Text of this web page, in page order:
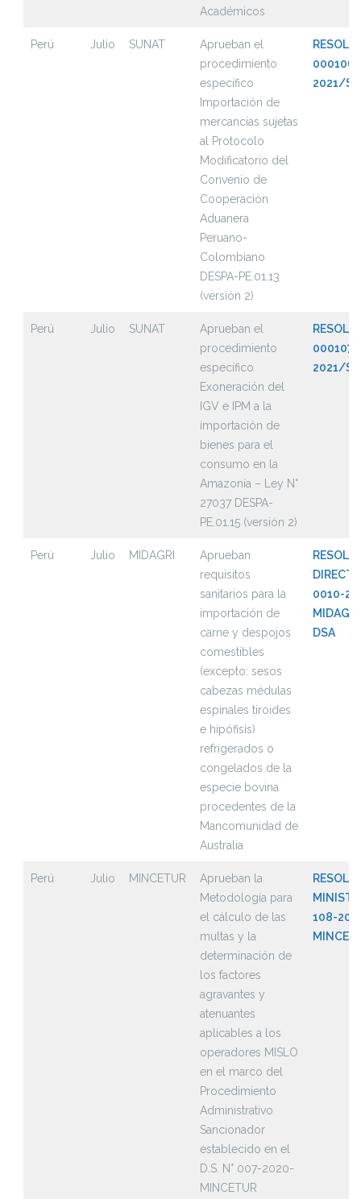
Académicos
Perú Julio SUNAT
Aprueban el
procedimiento
específico
Importación de
mercancías sujetas
al Protocolo
Modificatorio del
Convenio de
Cooperación
Aduanera
Peruano-
Colombiano
DESPA-PE.01.13
(versión 2)
000106-
2021/
Perú Julio SUNAT
Aprueban el
procedimiento
específico
Exoneración del
IGV e IPM a la
importación de
bienes para el
consumo en la
Amazonía – Ley N°
27037 DESPA-
PE.01.15 (versión 2)
000107-
2021/
Perú Julio MIDAGRI
Aprueban
requisitos
sanitarios para la
importación de
carne y despojos
comestibles
(excepto: sesos
cabezas médulas
espinales tiroides
e hipófisis)
refrigerados o
congelados de la
especie bovina
procedentes de la
Mancomunidad de
Australia
0010-
DSA
Perú Julio MINCETUR
Aprueban la
Metodología para
el cálculo de las
multas y la
determinación de
los factores
agravantes y
atenuantes
aplicables a los
operadores MISLO
en el marco del
Procedimiento
Administrativo
Sancionador
establecido en el
D.S. N° 007-2020-
MINCETUR
108-